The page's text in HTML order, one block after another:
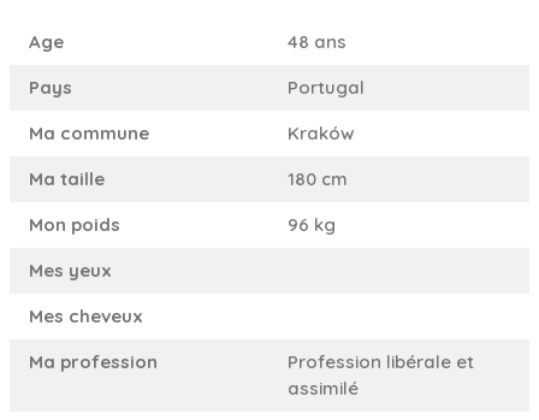
Age
48 ans
Pays
Portugal
Ma commune
Kraków
Ma taille
180 cm
Mon poids
96 kg
Mes yeux
Mes cheveux
Ma profession
Profession libérale et
assimilé